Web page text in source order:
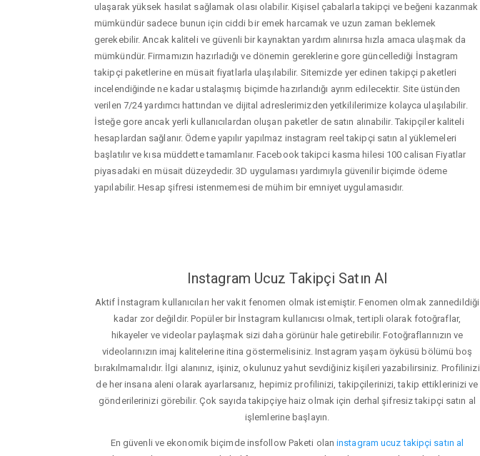
ulaşarak yüksek hasılat sağlamak olası olabilir. Kişisel çabalarla takipçi ve beğeni kazanmak
mümkündür sadece bunun için ciddi bir emek harcamak ve uzun zaman beklemek
gerekebilir. Ancak kaliteli ve güvenli bir kaynaktan yardım alınırsa hızla amaca ulaşmak da
mümkündür. Firmamızın hazırladığı ve dönemin gereklerine gore güncellediği İnstagram
takipçi paketlerine en müsait fiyatlarla ulaşılabilir. Sitemizde yer edinen takipçi paketleri
incelendiğinde ne kadar ustalaşmış biçimde hazırlandığı ayrım edilecektir. Site üstünden
verilen 7/24 yardımcı hattından ve dijital adreslerimizden yetkililerimize kolayca ulaşılabilir.
İsteğe gore ancak yerli kullanıcılardan oluşan paketler de satın alınabilir. Takipçiler kaliteli
hesaplardan sağlanır. Ödeme yapılır yapılmaz instagram reel takipçi satın al yüklemeleri
başlatılır ve kısa müddette tamamlanır. Facebook takipci kasma hilesi 100 calisan Fiyatlar
piyasadaki en müsait düzeydedir. 3D uygulaması yardımıyla güvenilir biçimde ödeme
yapılabilir. Hesap şifresi istenmemesi de mühim bir emniyet uygulamasıdır.
Instagram Ucuz Takipçi Satın Al
Aktif İnstagram kullanıcıları her vakit fenomen olmak istemiştir. Fenomen olmak zannedildiği
kadar zor değildir. Popüler bir İnstagram kullanıcısı olmak, tertipli olarak fotoğraflar,
hikayeler ve videolar paylaşmak sizi daha görünür hale getirebilir. Fotoğraflarınızın ve
videolarınızın imaj kalitelerine itina göstermelisiniz. Instagram yaşam öyküsü bölümü boş
bırakılmamalıdır. İlgi alanınız, işiniz, okulunuz yahut sevdiğiniz kişileri yazabilirsiniz. Profilinizi
de her insana aleni olarak ayarlarsanız, hepimiz profilinizi, takipçilerinizi, takip ettiklerinizi ve
gönderilerinizi görebilir. Çok sayıda takipçiye haiz olmak için derhal şifresiz takipçi satın al
işlemlerine başlayın.
En güvenli ve ekonomik biçimde insfollow Paketi olaninstagram ucuz takipçi satın al